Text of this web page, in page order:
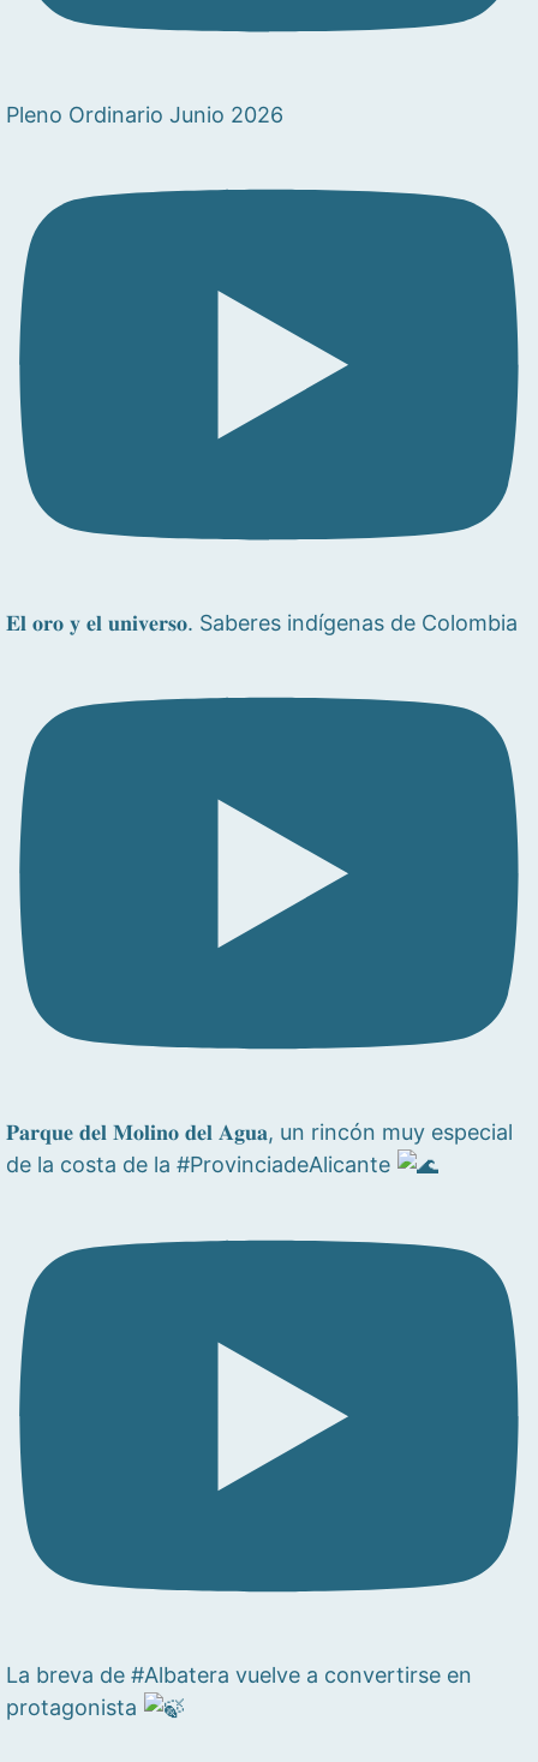
Pleno Ordinario Junio 2026
𝐄𝐥 𝐨𝐫𝐨 𝐲 𝐞𝐥 𝐮𝐧𝐢𝐯𝐞𝐫𝐬𝐨. Saberes indígenas de Colombia
𝐏𝐚𝐫𝐪𝐮𝐞 𝐝𝐞𝐥 𝐌𝐨𝐥𝐢𝐧𝐨 𝐝𝐞𝐥 𝐀𝐠𝐮𝐚, un rincón muy especial
de la costa de la #ProvinciadeAlicante
La breva de #Albatera vuelve a convertirse en
protagonista